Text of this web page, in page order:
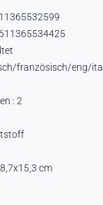
französisch/eng/ita
: 2
cm